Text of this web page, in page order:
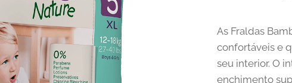
As Fraldas
confortáveis e
seu interior. O
enchimento